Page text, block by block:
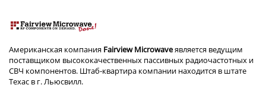
Американская компания Fairview Microwaveявляется ведущим
поставщиком высококачественных пассивных радиочастотных и
СВЧ компонентов. Штаб-квартира компании находится в штате
Техас в г. Льюсвилл.